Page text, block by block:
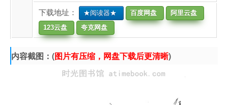
下载地址：
★阅读器★ 百度网盘
阿里云盘
123云盘
夸克网盘
内容截图：(图片有压缩，网盘下载后更清晰)